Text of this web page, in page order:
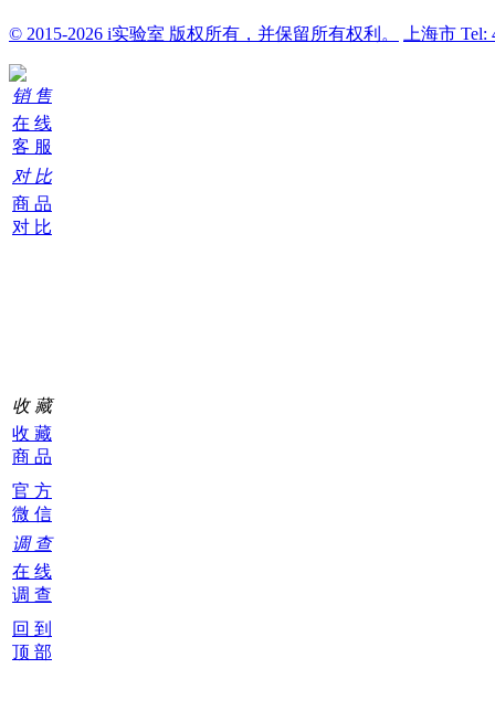
© 2015-2026 i实验室 版权所有，并保留所有权利。 上海市 Tel:
销 售
在 线
客 服
对 比
商 品
对 比
收 藏
收 藏
商 品
官 方
微 信
调 查
在 线
调 查
回 到
顶 部